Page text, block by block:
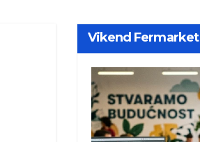
Vikend Fermarket